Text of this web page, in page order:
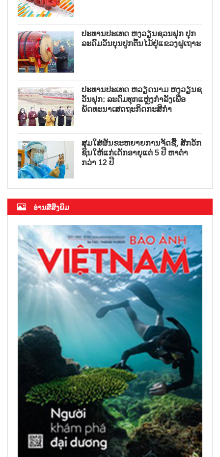
ປະທານປະເທດ ຫງວຽນຊວນຟຸກ ປຸກ
ລະດົມວັນບຸນປູກຕົ້ນໄມ້ຢູ່ແຂວງຝູເຖາະ
ປະທານປະເທດ ຫວຽດນາມ ຫງວຽນຊ
ວັນຟຸກ: ລະດົມທຸກແຫຼ່ງກຳລັງເພື່ອ
ພັດທະນາເສດຖະກິດກະສິກຳ
ສຸມໃສ່ຜັນຂະຫຍາຍການຈັດຊື້, ສັກວັກ
ຊິນໃຫ້ແກ່ເດັກອາຍຸແຕ່ 5 ປີ ຫາຕ່ຳ
ກວ່າ 12 ປີ
ອ່ານສື່ສິ່ງພິມ